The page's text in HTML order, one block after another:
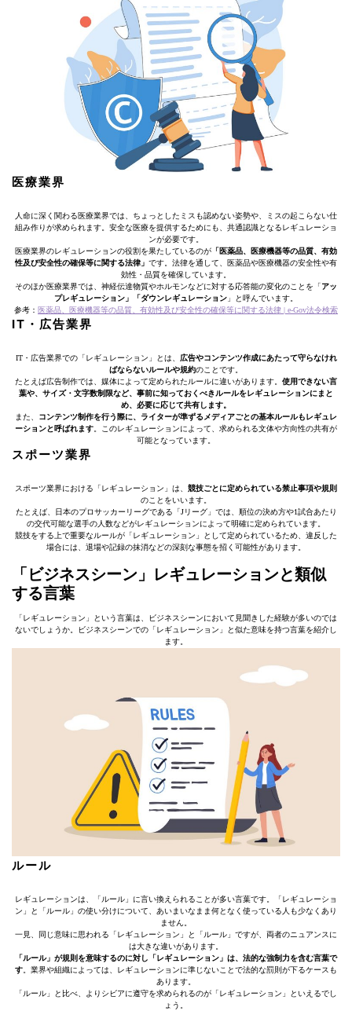
医療業界
人命に深く関わる医療業界では、ちょっとしたミスも認めない姿勢や、ミスの起こらない仕
組み作りが求められます。安全な医療を提供するためにも、共通認識となるレギュレーショ
ンが必要です。
医療業界のレギュレーションの役割を果たしているのが 「医薬品、医療機器等の品質、有効
性及び安全性の確保等に関する法律」 です。法律を通して、医薬品や医療機器の安全性や有
効性・品質を確保しています。
そのほか医療業界では、神経伝達物質やホルモンなどに対する応答能の変化のことを「アッ
プレギュレーション」「ダウンレギュレーション 」と呼んでいます。
参考： 医薬品、医療機器等の品質、有効性及び安全性の確保等に関する法律 | e-Gov法令検索
IT・広告業界
IT・広告業界での「レギュレーション」とは、
広告やコンテンツ作成にあたって守らなけれ
ばならないルールや規約のことです。
たとえば広告制作では、媒体によって定められたルールに違いがあります。 使用できない言
葉や、サイズ・文字数制限など、事前に知っておくべきルールをレギュレーションにまと
め、必要に応じて共有します。
また、 コンテンツ制作を行う際に、ライターが準ずるメディアごとの基本ルールもレギュレ
ーションと呼ばれます 。このレギュレーションによって、求められる文体や方向性の共有が
可能となっています。
スポーツ業界
スポーツ業界における「レギュレーション」は、 競技ごとに定められている禁止事項や規則
のことをいいます。
たとえば、日本のプロサッカーリーグである「Jリーグ」では、順位の決め方や1試合あたり
の交代可能な選手の人数などがレギュレーションによって明確に定められています。
競技をする上で重要なルールが「レギュレーション」として定められているため、違反した
場合には、退場や記録の抹消などの深刻な事態を招く可能性があります。
「ビジネスシーン」レギュレーションと類似
する言葉
「レギュレーション」という言葉は、ビジネスシーンにおいて見聞きした経験が多いのでは
ないでしょうか。ビジネスシーンでの「レギュレーション」と似た意味を持つ言葉を紹介し
ます。
ルール
レギュレーションは、「ルール」に言い換えられることが多い言葉です。「レギュレーショ
ン」と「ルール」の使い分けについて、あいまいなまま何となく使っている人も少なくあり
ません。
一見、同じ意味に思われる「レギュレーション」と「ルール」ですが、両者のニュアンスに
は大きな違いがあります。
「ルール」が規則を意味するのに対し「レギュレーション」は、法的な強制力を含む言葉で
す 。業界や組織によっては、レギュレーションに準じないことで法的な罰則が下るケースも
あります。
「ルール」と比べ、よりシビアに遵守を求められるのが「レギュレーション」といえるでし
ょう。